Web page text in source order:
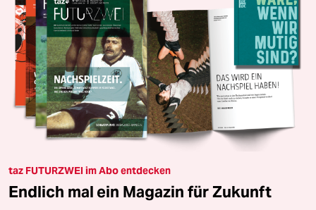
taz FUTURZWEI im Abo entdecken
Endlich mal ein Magazin für Zukunft